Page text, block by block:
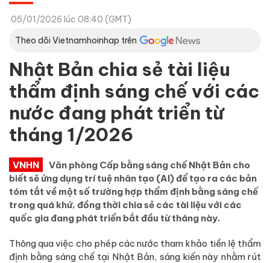
05/01/2026 lúc 08:40 (GMT)
Theo dõi Vietnamhoinhap trên
Nhật Bản chia sẻ tài liệu
thẩm định sáng chế với các
nước đang phát triển từ
tháng 1/2026
VNHN
Văn phòng Cấp bằng sáng chế Nhật Bản cho
biết sẽ ứng dụng trí tuệ nhân tạo (AI) để tạo ra các bản
tóm tắt về một số trường hợp thẩm định bằng sáng chế
trong quá khứ, đồng thời chia sẻ các tài liệu với các
quốc gia đang phát triển bắt đầu từ tháng này.
Thông qua việc cho phép các nước tham khảo tiền lệ thẩm
định bằng sáng chế tại Nhật Bản, sáng kiến này nhằm rút